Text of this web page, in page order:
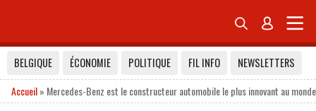
 
BELGIQUE ÉCONOMIE POLITIQUE FIL INFO
NEWSLETTERS
Accueil» Mercedes-Benz est le constructeur automobile le plus innovant au